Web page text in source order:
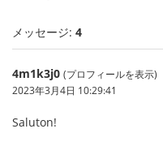
メッセージ: 4
4m1k3j0 (プロフィールを表示)
2023年3月4日 10:29:41
Saluton!